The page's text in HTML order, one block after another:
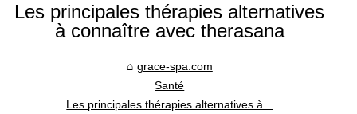
Les principales thérapies alternatives
à connaître avec therasana
grace-spa.com
Santé
Les principales thérapies alternatives à...